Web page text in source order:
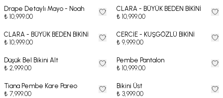
Drape Detaylı Mayo - Noah
₺ 10,999.00
CLARA - BÜYÜK BEDEN BİKİNİ
₺ 10,999.00
CLARA - BÜYÜK BEDEN BİKİNİ
₺ 10,999.00
CERCİE - KUŞGÖZLÜ BİKİNİ
₺ 9,999.00
Düşük Bel Bikini Alt
₺ 2,999.00
Pembe Pantalon
₺ 10,999.00
Tiana Pembe Kare Pareo
₺ 7,999.00
Bikini Üst
₺ 3,999.00